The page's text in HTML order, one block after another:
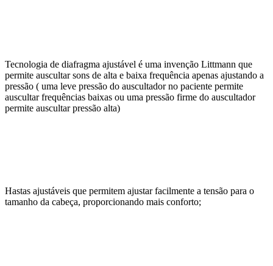
Tecnologia de diafragma ajustável é uma invenção Littmann que
permite auscultar sons de alta e baixa frequência apenas ajustando a
pressão ( uma leve pressão do auscultador no paciente permite
auscultar frequências baixas ou uma pressão firme do auscultador
permite auscultar pressão alta)
Hastas ajustáveis que permitem ajustar facilmente a tensão para o
tamanho da cabeça, proporcionando mais conforto;